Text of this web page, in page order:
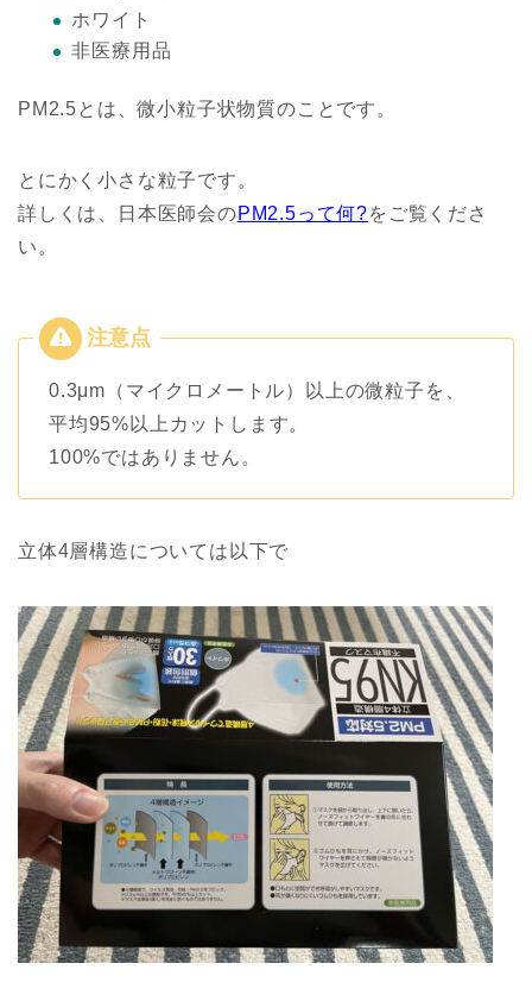
ホワイト
非医療用品
PM2.5とは、微小粒子状物質のことです。
とにかく小さな粒子です。
詳しくは、日本医師会のPM2.5って何?をご覧くださ
い。
0.3μm（マイクロメートル）以上の微粒子を、
平均95%以上カットします。
100%ではありません。
立体4層構造については以下で